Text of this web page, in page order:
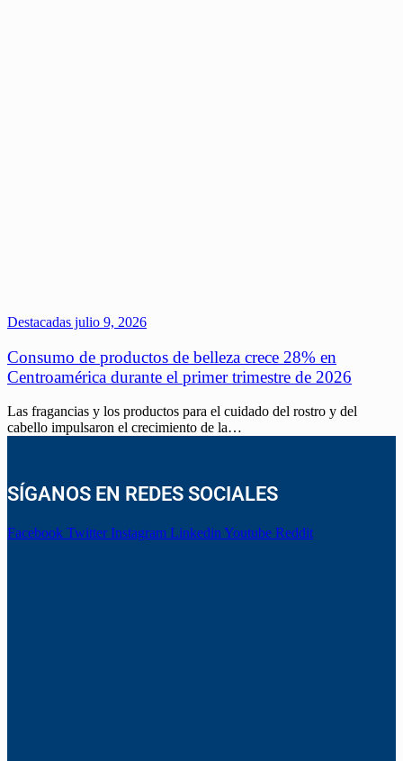
Destacadas julio 9, 2026
Consumo de productos de belleza crece 28% en
Centroamérica durante el primer trimestre de 2026
Las fragancias y los productos para el cuidado del rostro y del
cabello impulsaron el crecimiento de la…
SÍGANOS EN REDES SOCIALES
Facebook Twitter Instagram Linkedin Youtube Reddit